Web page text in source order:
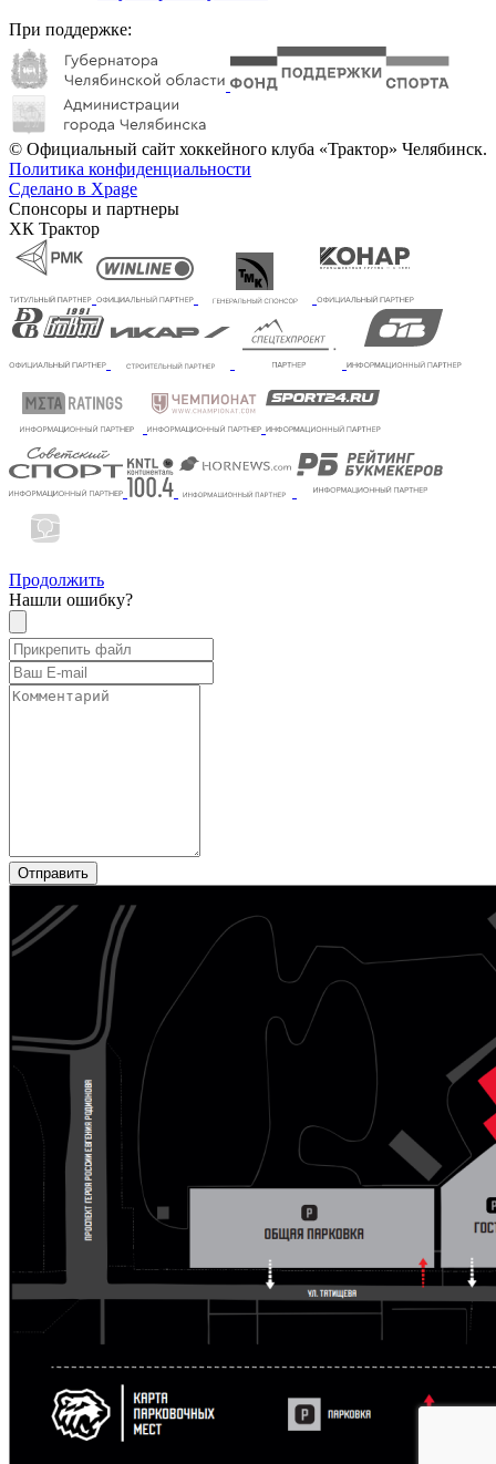
При поддержке:
© Официальный сайт хоккейного клуба «Трактор» Челябинск.
Политика конфиденциальности
Сделано в Xpage
Спонсоры и партнеры
ХК Трактор
Продолжить
Нашли ошибку?